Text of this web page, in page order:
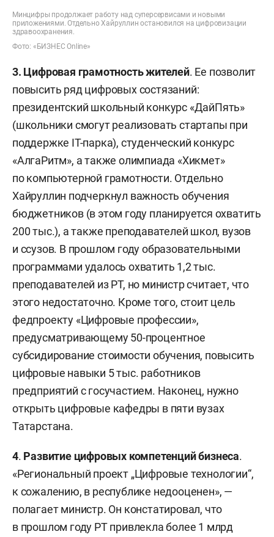
Минцифры продолжает работу над суперсервисами и новыми
приложениями. Отдельно Хайруллин остановился на цифровизации
здравоохранения.
Фото: «БИЗНЕС Online»
3. Цифровая грамотность жителей. Ее позволит
повысить ряд цифровых состязаний:
президентский школьный конкурс «ДайПять»
(школьники смогут реализовать стартапы при
поддержке IT-парка), студенческий конкурс
«АлгаРитм», а также олимпиада «Хикмет»
по компьютерной грамотности. Отдельно
Хайруллин подчеркнул важность обучения
бюджетников (в этом году планируется охватить
200 тыс.), а также преподавателей школ, вузов
и ссузов. В прошлом году образовательными
программами удалось охватить 1,2 тыс.
преподавателей из РТ, но министр считает, что
этого недостаточно. Кроме того, стоит цель
федпроекту «Цифровые профессии»,
предусматривающему 50-процентное
субсидирование стоимости обучения, повысить
цифровые навыки 5 тыс. работников
предприятий с госучастием. Наконец, нужно
открыть цифровые кафедры в пяти вузах
Татарстана.
4. Развитие цифровых компетенций бизнеса.
«Региональный проект „Цифровые технологии“,
к сожалению, в республике недооценен», —
полагает министр. Он констатировал, что
в прошлом году РТ привлекла более 1 млрд